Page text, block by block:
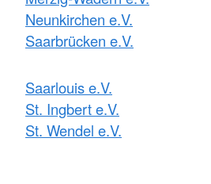
Neunkirchen e.V.
Saarbrücken e.V.
Saarlouis e.V.
St. Ingbert e.V.
St. Wendel e.V.